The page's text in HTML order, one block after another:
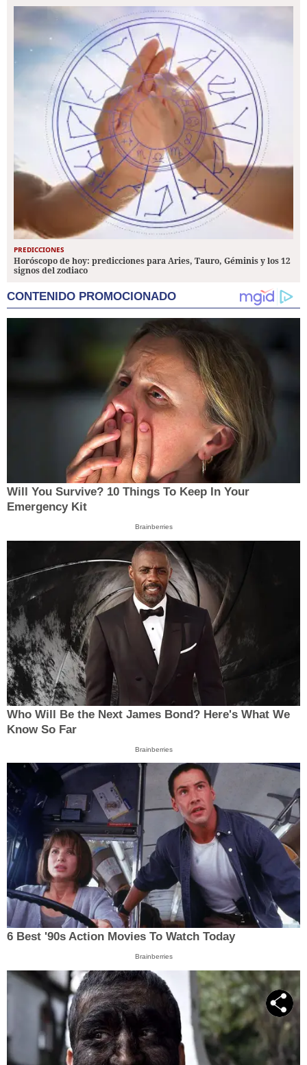
PREDICCIONES
Horóscopo de hoy: predicciones para Aries, Tauro, Géminis y los 12
signos del zodiaco
CONTENIDO PROMOCIONADO
Will You Survive? 10 Things To Keep In Your
Emergency Kit
Brainberries
Who Will Be the Next James Bond? Here's What We
Know So Far
Brainberries
6 Best '90s Action Movies To Watch Today
Brainberries